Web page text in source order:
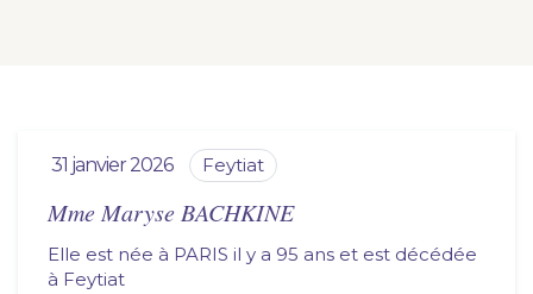
31 janvier 2026 feytiat
Mme Maryse BACHKINE
Elle est née à PARIS il y a 95 ans et est décédée
à
feytiat